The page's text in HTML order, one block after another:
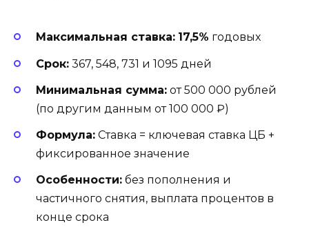
Максимальная ставка: 17,5% годовых
Срок: 367, 548, 731 и 1095 дней
Минимальная сумма: от 500 000 рублей
(по другим данным от 100 000 ₽)
Формула: Ставка = ключевая ставка ЦБ +
фиксированное значение
Особенности: без пополнения и
частичного снятия, выплата процентов в
конце срока